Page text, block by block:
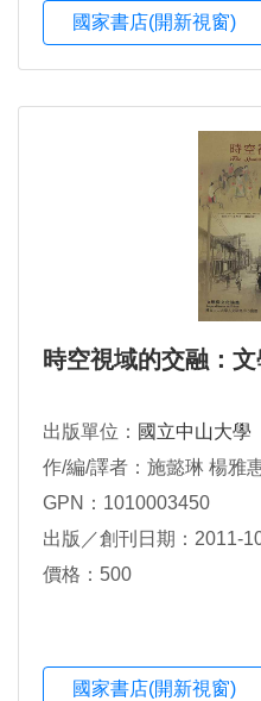
國家書店(開新視窗)
時空視域的交融：
出版單位： 國立中山大學
作/編/譯者：施懿琳 楊雅
GPN：1010003450
出版／創刊日期：2011-
價格：500
國家書店(開新視窗)